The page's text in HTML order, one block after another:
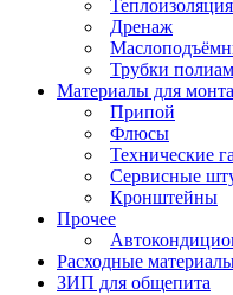
Теплоизоляция
Дренаж
Трубки
Материалы для
Припой
Флюсы
Технические
Сервисные
Кронштейны
Прочее
Расходные
ЗИП для общепита